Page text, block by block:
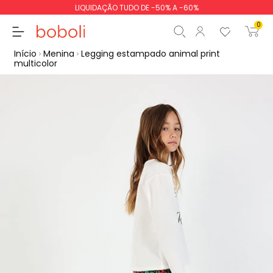
LIQUIDAÇÃO TUDO DE -50% A -60%
0
Iniciar ordem
Início Menina Legging estampado animal print
multicolor